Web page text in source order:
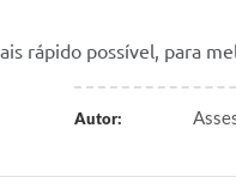
rápido possível, para
Autor: